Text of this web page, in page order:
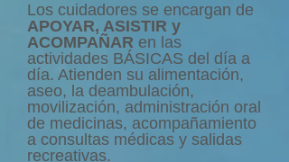
Los cuidadores se encargan de
APOYAR, ASISTIR y
ACOMPAÑAR en las
actividades BÁSICAS del día a
día. Atienden su alimentación,
aseo, la deambulación,
movilización, administración oral
de medicinas, acompañamiento
a consultas médicas y salidas
recreativas.